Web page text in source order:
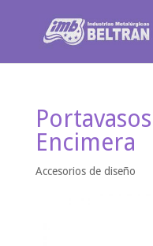
Encimera
Accesorios de diseño